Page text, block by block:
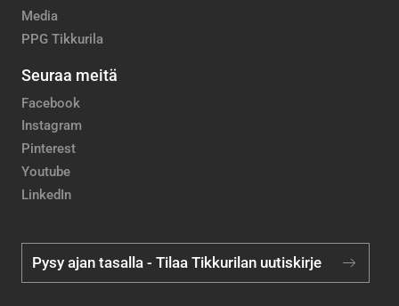
Media
PPG Tikkurila
Seuraa meitä
Facebook
Instagram
Pinterest
Youtube
LinkedIn
Pysy ajan tasalla - Tilaa Tikkurilan uutiskirje